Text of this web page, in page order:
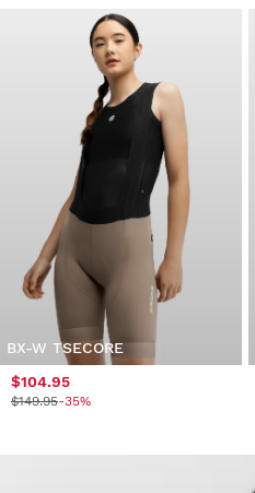
BX-W TSECORE
$104.95
$149.95-35%